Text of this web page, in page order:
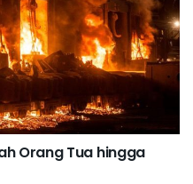
Orang Tua hingga